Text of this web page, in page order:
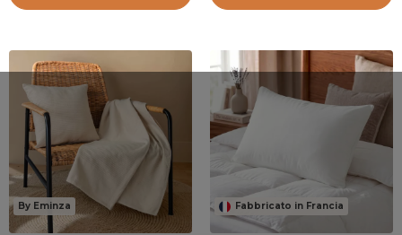
By Eminza Fabbricato in Francia